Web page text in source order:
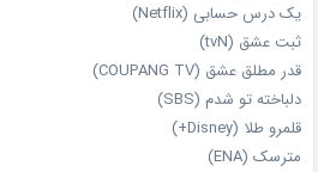
یک درس حسابی (Netflix)
ثبت عشق (tvN)
قدر مطلق عشق (COUPANG TV)
دلباخته تو شدم (SBS)
قلمرو طلا (Disney+)
مترسک (ENA)